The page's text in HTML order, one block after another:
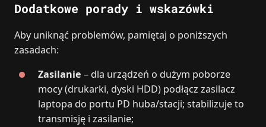
Dodatkowe porady i wskazówki
Aby uniknąć problemów, pamiętaj o poniższych
zasadach:
Zasilanie – dla urządzeń o dużym poborze
mocy (drukarki, dyski HDD) podłącz zasilacz
laptopa do portu PD huba/stacji; stabilizuje to
transmisję i zasilanie;